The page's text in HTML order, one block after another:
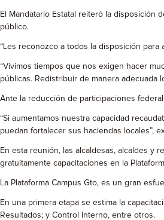
El Mandatario Estatal reiteró la disposición
público.
“Les reconozco a todos la disposición
“Vivimos tiempos que nos exigen hacer
públicas. Redistribuir de manera
Ante la reducción de participaciones
“Si aumentamos nuestra capacidad
puedan fortalecer sus haciendas locales”,
En esta reunión, las alcaldesas, alcaldes y
gratuitamente capacitaciones en la
La Plataforma Campus Gto, es un gran
En una primera etapa se estima la
Resultados; y Control Interno, entre otros.